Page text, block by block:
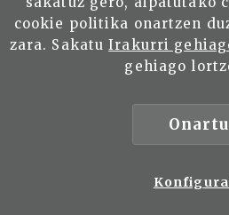
río Atuel, incluyendo en sus
propio pueblo de Villa Atuel.
sociedad cambia de nombre
Bilbao y Cía” y luego
adquiere los los viñedos y
a sesenta kilómetros de la
Establecida en 1905 por el
cookie politika onartzen
zara. SakatuIrakurri
gehiago
Onartu